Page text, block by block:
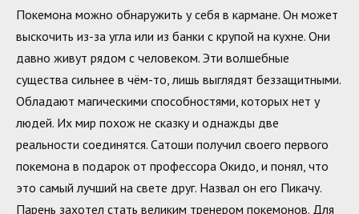
Покемона можно обнаружить у себя в кармане. Он может
выскочить из-за угла или из банки с крупой на кухне. Они
давно живут рядом с человеком. Эти волшебные
существа сильнее в чём-то, лишь выглядят беззащитными.
Обладают магическими способностями, которых нет у
людей. Их мир похож не сказку и однажды две
реальности соединятся. Сатоши получил своего первого
покемона в подарок от профессора Окидо, и понял, что
это самый лучший на свете друг. Назвал он его Пикачу.
Парень захотел стать великим тренером покемонов. Для